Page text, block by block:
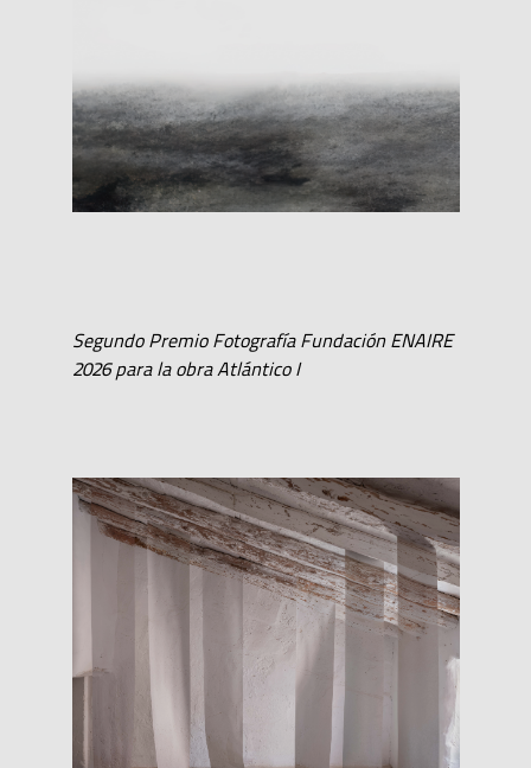
Segundo Premio Fotografía Fundación ENAIRE
2026 para la obra Atlántico I